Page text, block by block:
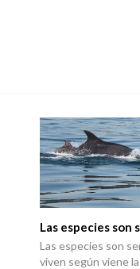
Las especies son
Las especies son
viven según viene la